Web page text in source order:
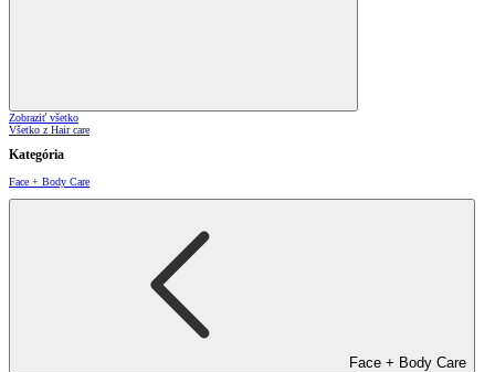
Zobraziť všetko
Všetko z Hair care
Kategória
Face + Body Care
Face + Body Care